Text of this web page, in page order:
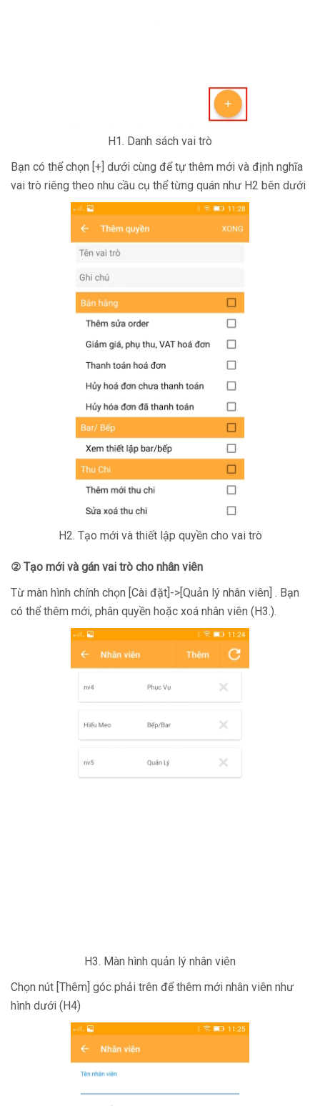
H1. Danh sách vai trò
Bạn có thể chọn [+] dưới cùng để tự thêm mới và định nghĩa
vai trò riêng theo nhu cầu cụ thể từng quán như H2 bên dưới
H2. Tạo mới và thiết lập quyền cho vai trò
② Tạo mới và gán vai trò cho nhân viên
Từ màn hình chính chọn [Cài đặt]->[Quản lý nhân viên] . Bạn
có thể thêm mới, phân quyền hoặc xoá nhân viên (H3.).
H3. Màn hình quản lý nhân viên
Chọn nút [Thêm] góc phải trên để thêm mới nhân viên như
hình dưới (H4)